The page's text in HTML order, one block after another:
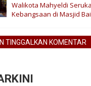
Walikota Mahyeldi
Kebangsaan di Masjid
TINGGALKAN KOMENTAR